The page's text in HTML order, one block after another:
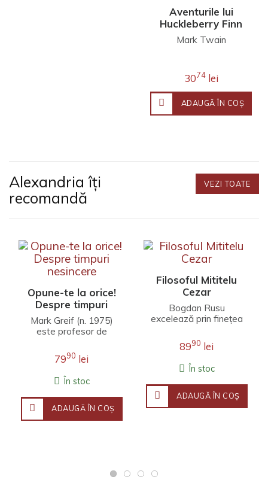
Aventurile lui
Huckleberry Finn
+ jurnal de lectură
Mark Twain
3074lei
ADAUGĂ ÎN COŞ
Alexandria îți
recomandă
VEZI TOATE
Opune-te la orice!
Despre timpuri
nesincere
Mark Greif (n. 1975)
este profesor de
Universitatea Stanford.
Fineţea observaţ..
7990 lei
În stoc
ADAUGĂ ÎN COŞ
Filosoful Mititelu
Cezar
Bogdan Rusu
excelează prin finețea
îmbină erudiția
filosofică, investigația j..
8990 lei
În stoc
ADAUGĂ ÎN COŞ